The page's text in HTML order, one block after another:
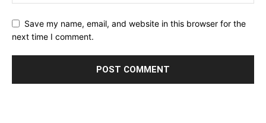
Save my name, email, and website in this browser for the
next time I comment.